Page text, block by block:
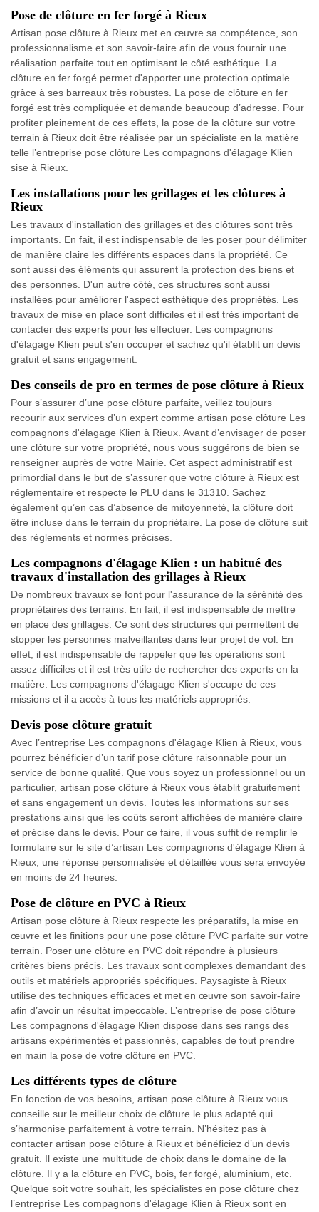
Pose de clôture en fer forgé à Rieux
Artisan pose clôture à Rieux met en œuvre sa compétence, son
professionnalisme et son savoir-faire afin de vous fournir une
réalisation parfaite tout en optimisant le côté esthétique. La
clôture en fer forgé permet d'apporter une protection optimale
grâce à ses barreaux très robustes. La pose de clôture en fer
forgé est très compliquée et demande beaucoup d’adresse. Pour
profiter pleinement de ces effets, la pose de la clôture sur votre
terrain à Rieux doit être réalisée par un spécialiste en la matière
telle l’entreprise pose clôture Les compagnons d'élagage Klien
sise à Rieux.
Les installations pour les grillages et les clôtures à
Rieux
Les travaux d'installation des grillages et des clôtures sont très
importants. En fait, il est indispensable de les poser pour délimiter
de manière claire les différents espaces dans la propriété. Ce
sont aussi des éléments qui assurent la protection des biens et
des personnes. D'un autre côté, ces structures sont aussi
installées pour améliorer l'aspect esthétique des propriétés. Les
travaux de mise en place sont difficiles et il est très important de
contacter des experts pour les effectuer. Les compagnons
d'élagage Klien peut s'en occuper et sachez qu'il établit un devis
gratuit et sans engagement.
Des conseils de pro en termes de pose clôture à Rieux
Pour s’assurer d’une pose clôture parfaite, veillez toujours
recourir aux services d’un expert comme artisan pose clôture Les
compagnons d'élagage Klien à Rieux. Avant d’envisager de poser
une clôture sur votre propriété, nous vous suggérons de bien se
renseigner auprès de votre Mairie. Cet aspect administratif est
primordial dans le but de s’assurer que votre clôture à Rieux est
réglementaire et respecte le PLU dans le 31310. Sachez
également qu’en cas d’absence de mitoyenneté, la clôture doit
être incluse dans le terrain du propriétaire. La pose de clôture suit
des règlements et normes précises.
Les compagnons d'élagage Klien : un habitué des
travaux d'installation des grillages à Rieux
De nombreux travaux se font pour l'assurance de la sérénité des
propriétaires des terrains. En fait, il est indispensable de mettre
en place des grillages. Ce sont des structures qui permettent de
stopper les personnes malveillantes dans leur projet de vol. En
effet, il est indispensable de rappeler que les opérations sont
assez difficiles et il est très utile de rechercher des experts en la
matière. Les compagnons d'élagage Klien s'occupe de ces
missions et il a accès à tous les matériels appropriés.
Devis pose clôture gratuit
Avec l’entreprise Les compagnons d'élagage Klien à Rieux, vous
pourrez bénéficier d’un tarif pose clôture raisonnable pour un
service de bonne qualité. Que vous soyez un professionnel ou un
particulier, artisan pose clôture à Rieux vous établit gratuitement
et sans engagement un devis. Toutes les informations sur ses
prestations ainsi que les coûts seront affichées de manière claire
et précise dans le devis. Pour ce faire, il vous suffit de remplir le
formulaire sur le site d’artisan Les compagnons d'élagage Klien à
Rieux, une réponse personnalisée et détaillée vous sera envoyée
en moins de 24 heures.
Pose de clôture en PVC à Rieux
Artisan pose clôture à Rieux respecte les préparatifs, la mise en
œuvre et les finitions pour une pose clôture PVC parfaite sur votre
terrain. Poser une clôture en PVC doit répondre à plusieurs
critères biens précis. Les travaux sont complexes demandant des
outils et matériels appropriés spécifiques. Paysagiste à Rieux
utilise des techniques efficaces et met en œuvre son savoir-faire
afin d’avoir un résultat impeccable. L’entreprise de pose clôture
Les compagnons d'élagage Klien dispose dans ses rangs des
artisans expérimentés et passionnés, capables de tout prendre
en main la pose de votre clôture en PVC.
Les différents types de clôture
En fonction de vos besoins, artisan pose clôture à Rieux vous
conseille sur le meilleur choix de clôture le plus adapté qui
s’harmonise parfaitement à votre terrain. N’hésitez pas à
contacter artisan pose clôture à Rieux et bénéficiez d’un devis
gratuit. Il existe une multitude de choix dans le domaine de la
clôture. Il y a la clôture en PVC, bois, fer forgé, aluminium, etc.
Quelque soit votre souhait, les spécialistes en pose clôture chez
l’entreprise Les compagnons d'élagage Klien à Rieux sont en